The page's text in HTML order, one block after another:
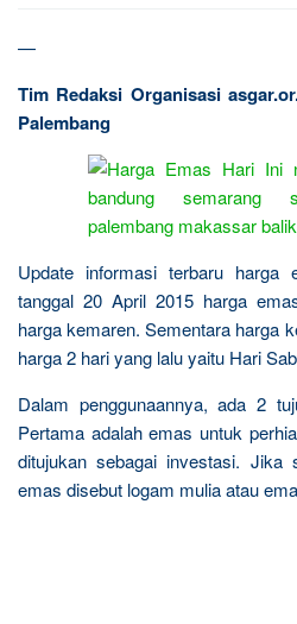
—
Tim Redaksi Organisasi
Palembang
Update informasi terbaru
tanggal 20 April 2015 harga
harga kemaren. Sementara harga
harga 2 hari yang lalu yaitu Hari
Dalam penggunaannya, ada 2
Pertama adalah emas untuk
ditujukan sebagai investasi. Jika
emas disebut logam mulia atau